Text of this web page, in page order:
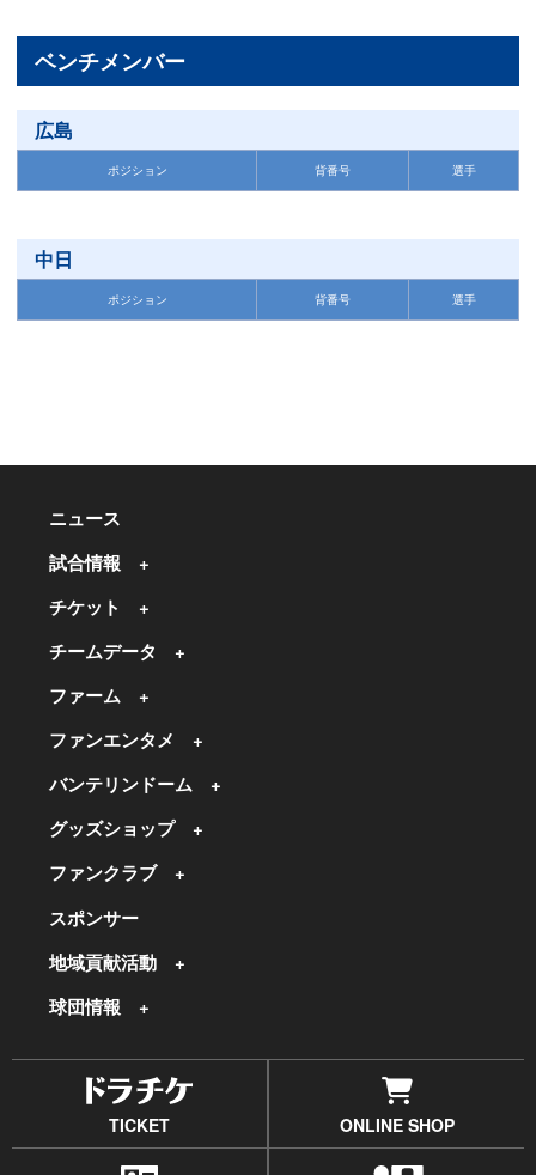
ベンチメンバー
広島
ポジション 背番号 選手
中日
ポジション 背番号 選手
ニュース
試合情報
チケット
チームデータ
ファーム
ファンエンタメ
バンテリンドーム
グッズショップ
ファンクラブ
スポンサー
地域貢献活動
球団情報
TICKET ONLINE SHOP